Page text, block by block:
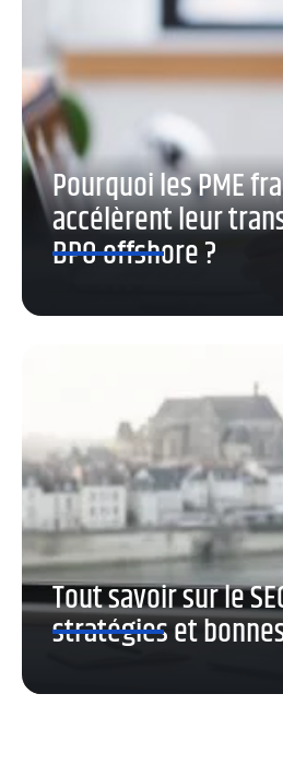
Pourquoi les PME
accélèrent leur
BPO offshore ?
Tout savoir sur le
stratégies et